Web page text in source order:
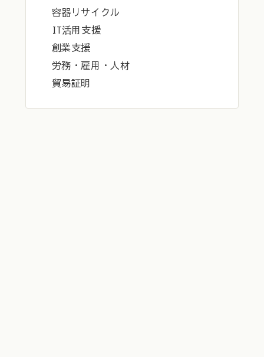
容器リサイクル
IT活用支援
創業支援
労務・雇用・人材
貿易証明